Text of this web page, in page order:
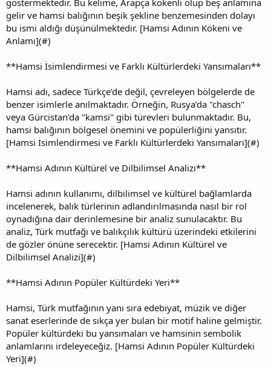
gelir ve hamsi balığının beşik şekline benzemesinden dolayı
bu ismi aldığı düşünülmektedir. [Hamsi Adının Kökeni ve
Anlamı](#)
**Hamsi İsimlendirmesi ve Farklı Kültürlerdeki Yansımaları**
Hamsi adı, sadece Türkçe’de değil, çevreleyen bölgelerde de
benzer isimlerle anılmaktadır. Örneğin, Rusya’da "chasch"
veya Gürcistan’da "kamsi" gibi türevleri bulunmaktadır. Bu,
hamsi balığının bölgesel önemini ve popülerliğini yansıtır.
[Hamsi İsimlendirmesi ve Farklı Kültürlerdeki Yansımaları](#)
**Hamsi Adının Kültürel ve Dilbilimsel Analizi**
Hamsi adının kullanımı, dilbilimsel ve kültürel bağlamlarda
incelenerek, balık türlerinin adlandırılmasında nasıl bir rol
oynadığına dair derinlemesine bir analiz sunulacaktır. Bu
analiz, Türk mutfağı ve balıkçılık kültürü üzerindeki etkilerini
de gözler önüne serecektir. [Hamsi Adının Kültürel ve
Dilbilimsel Analizi](#)
**Hamsi Adının Popüler Kültürdeki Yeri**
Hamsi, Türk mutfağının yanı sıra edebiyat, müzik ve diğer
sanat eserlerinde de sıkça yer bulan bir motif haline gelmiştir.
Popüler kültürdeki bu yansımaları ve hamsinin sembolik
anlamlarını irdeleyeceğiz. [Hamsi Adının Popüler Kültürdeki
Yeri](#)